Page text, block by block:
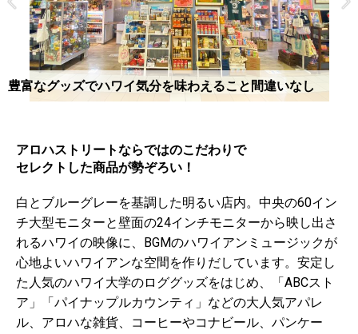
豊富なグッズでハワイ気分を味わえること間違いなし
ハワイのショッピングモールでおなじみのSOHAのインテリ
アグッズ
アロハストリートならではのこだわりで
セレクトした商品が勢ぞろい！
白とブルーグレーを基調した明るい店内。中央の60イン
チ大型モニターと壁面の24インチモニターから映し出さ
れるハワイの映像に、BGMのハワイアンミュージックが
心地よいハワイアンな空間を作りだしています。安定し
た人気のハワイ大学のロググッズをはじめ、「ABCスト
ア」「パイナップルカウンティ」などの大人気アパレ
ル、アロハな雑貨、コーヒーやコナビール、パンケー